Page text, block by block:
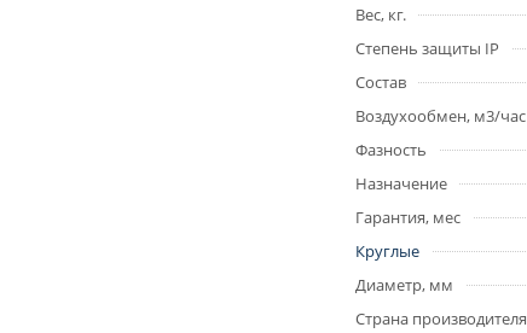
Вес, кг.
Степень защиты IP
Состав
Воздухообмен, м3/час
Фазность
Назначение
Гарантия, мес
Круглые
Диаметр, мм
Страна производителя